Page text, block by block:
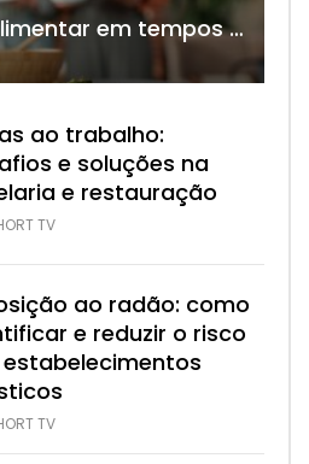
Segurança alimentar em tempos de calor: cuidados essenciais na hotelaria e restauração
ao trabalho:
e soluções na
e restauração
TV
ao radão: como
e reduzir o risco
estabelecimentos
TV